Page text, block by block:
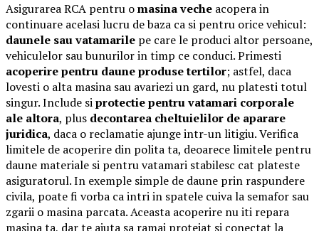
Asigurarea RCA pentru omasina veche acopera in
continuare acelasi lucru de baza ca si pentru orice vehicul:
daunele sau vatamarile pe care le produci altor persoane,
vehiculelor sau bunurilor in timp ce conduci. Primesti
acoperire pentru daune produse tertilor; astfel, daca
lovesti o alta masina sau avariezi un gard, nu platesti totul
singur. Include siprotectie pentru vatamari corporale
ale altora, plus decontarea cheltuielilor de aparare
juridica, daca o reclamatie ajunge intr-un litigiu. Verifica
limitele de acoperire din polita ta, deoarece limitele pentru
daune materiale si pentru vatamari stabilesc cat plateste
asiguratorul. In exemple simple de daune prin raspundere
civila, poate fi vorba ca intri in spatele cuiva la semafor sau
zgarii o masina parcata. Aceasta acoperire nu iti repara
masina ta, dar te ajuta sa ramai protejat si conectat la